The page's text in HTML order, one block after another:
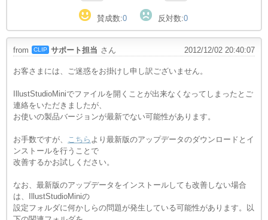
賛成数:0 反対数:0
from CLIP サポート担当 さん 2012/12/02 20:40:07
お客さまには、ご迷惑をお掛けし申し訳ございません。
IllustStudioMiniでファイルを開くことが出来なくなってしまったとご
連絡をいただきましたが、
お使いの製品バージョンが最新でない可能性があります。
お手数ですが、 こちら より最新版のアップデータのダウンロードとイ
ンストールを行うことで
改善するかお試しください。
なお、最新版のアップデータをインストールしても改善しない場合
は、IllustStudioMiniの
設定フォルダに何かしらの問題が発生している可能性があります。以